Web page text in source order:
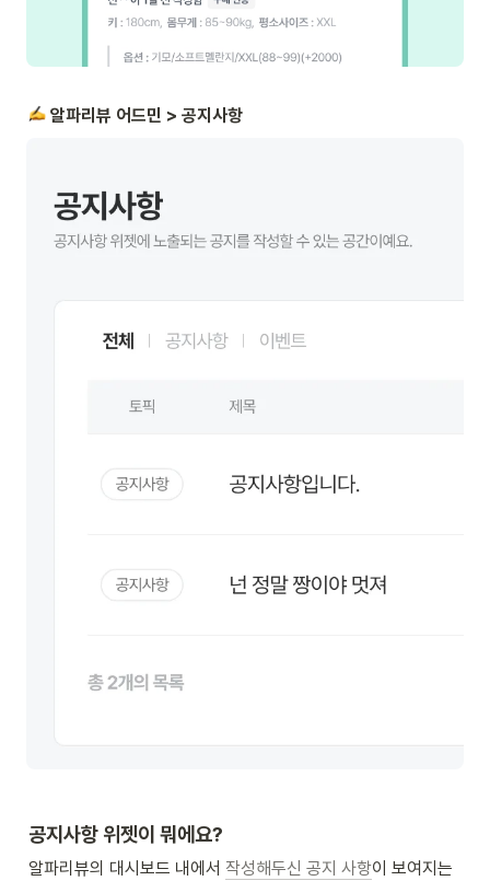
알파리뷰 어드민 > 공지사항
공지사항 위젯이 뭐에요?
알파리뷰의 대시보드 내에서 작성해두신 공지 사항이 보여지는